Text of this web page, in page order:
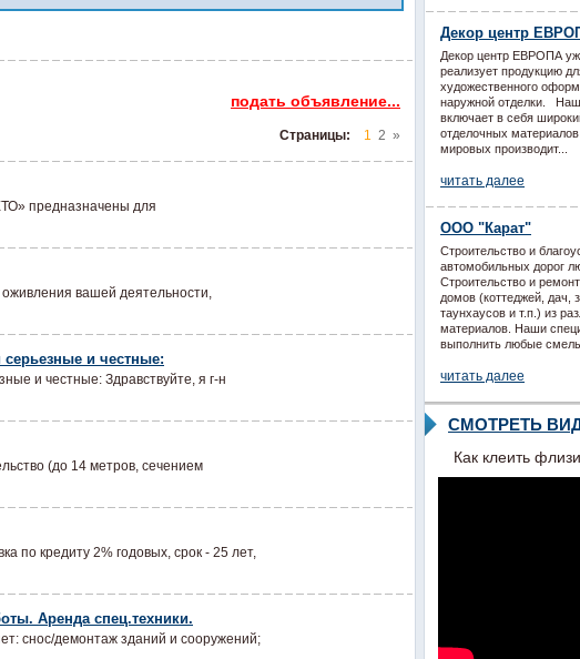
подать объявление...
Страницы: 1 2 »
предназначены для
вашей деятельности,
и честные:
и честные: Здравствуйте, я г-н
(до 14 метров, сечением
по кредиту 2% годовых, срок - 25 лет,
Аренда спец.техники.
снос/демонтаж зданий и сооружений;
Декор центр
Декор центр ЕВРОПА
реализует продукцию
художественного
наружной отделки.
включает в себя
отделочных
мировых производит...
читать далее
ООО "Карат"
Строительство и
автомобильных дорог
Строительство и
домов (коттеджей, дач,
таунхаусов и т.п.) из
материалов. Наши
выполнить любые
читать далее
СМОТРЕТЬ
Как клеить